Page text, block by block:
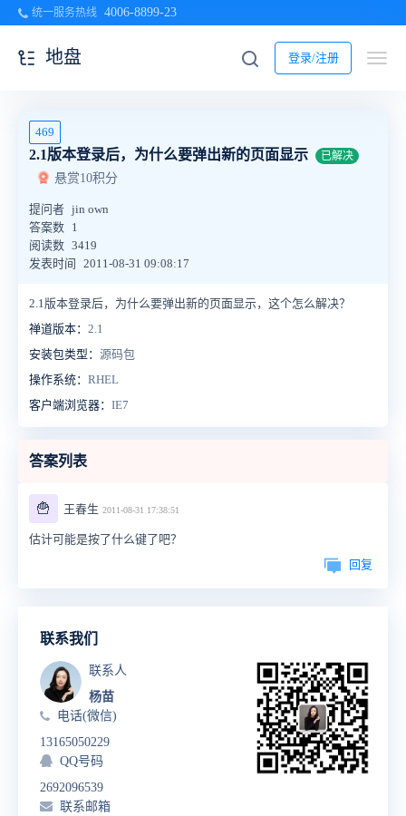
统一服务热线 4006-8899-23
登录/注册
地盘
469
2.1版本登录后，为什么要弹出新的页面显示 已解决
悬赏10积分
提问者 jin own
答案数 1
阅读数 3419
发表时间
2011-08-31 09:08:17
2.1版本登录后，为什么要弹出新的页面显示，这个怎么解决？
禅道版本： 2.1
安装包类型： 源码包
操作系统： RHEL
客户端浏览器： IE7
答案列表
🍟 王春生 2011-08-31 17:38:51
估计可能是按了什么键了吧？
回复
联系我们
联系人
杨苗
电话(微信)
13165050229
QQ号码
2692096539
联系邮箱